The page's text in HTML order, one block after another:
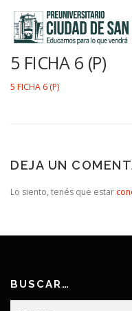
contenido
5 FICHA 6 (P)
5 FICHA 6 (P)
DEJA UN
Lo siento, tenés que estar
BUSCAR…